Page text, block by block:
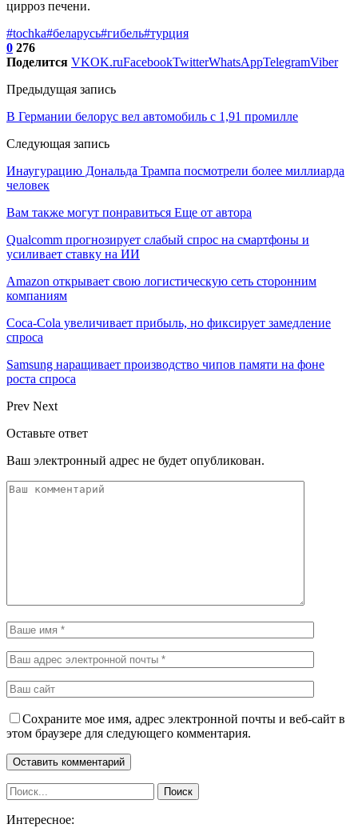
цирроз печени.
#tochka#беларусь#гибель#турция
0 276
Поделится VKOK.ruFacebookTwitterWhatsAppTelegramViber
Предыдущая запись
В Германии белорус вел автомобиль с 1,91 промилле
Следующая запись
Инаугурацию Дональда Трампа посмотрели более миллиарда
человек
Вам также могут понравиться Еще от автора
Qualcomm прогнозирует слабый спрос на смартфоны и
усиливает ставку на ИИ
Amazon открывает свою логистическую сеть сторонним
компаниям
Coca-Cola увеличивает прибыль, но фиксирует замедление
спроса
Samsung наращивает производство чипов памяти на фоне
роста спроса
Prev Next
Оставьте ответ
Ваш электронный адрес не будет опубликован.
Сохраните мое имя, адрес электронной почты и веб-сайт в
этом браузере для следующего комментария.
Интересное: